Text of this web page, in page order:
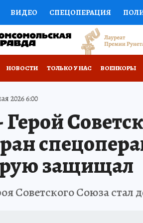
ВИДЕО СПЕЦОПЕРАЦИЯ
НАУКА СПОРТ
ЦЕНТР НЕДВИЖИМОСТЬ
РЕКЛАМА
НОВОСТИ ТОЛЬКО У НАС ВОЕНКОРЫ
РАЗРУШЕНИЕ КАХОВСКОЙ ГЭС
2026 6:00
Герой
защищал
Советского Союза